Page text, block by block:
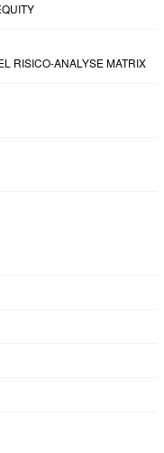
RISICO-ANALYSE MATRIX